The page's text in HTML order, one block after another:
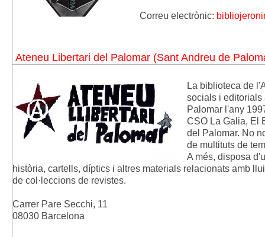
Correu electrònic:
Ateneu Libertari del Palomar (Sant Andreu de
La biblioteca de
socials i editorials
Palomar l'any
CSO La Galia, El
del Palomar. No
de multituts de
A més, disposa
història, cartells, díptics i altres materials relacionats amb
de col·leccions de revistes.
Carrer Pare Secchi, 11
08030 Barcelona